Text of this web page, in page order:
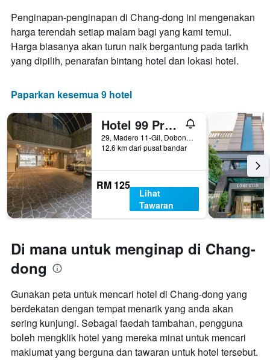
memaparkan
hari
dalam
seminggu.
Carta
1
paksi
Y
yang
memaparkan
purata
harga
bilik
Penginapan-penginapan di Chang-dong ini mengenakan
harga terendah setiap malam bagi yang kami temui.
Harga biasanya akan turun naik bergantung pada tarikh
yang dipilih, penarafan bintang hotel dan lokasi hotel.
Paparkan kesemua 9 hotel
Hotel 99 Prestige
29, Madero 11-Gil, Dobong-gu, Seoul, Seoul, Korea Selatan
12.6 km dari pusat bandar
RM 125
Lihat
Tawaran
Di mana untuk menginap di Chang-
dong
Gunakan peta untuk mencari hotel di Chang-dong yang
berdekatan dengan tempat menarik yang anda akan
sering kunjungi. Sebagai faedah tambahan, pengguna
boleh mengklik hotel yang mereka minat untuk mencari
maklumat yang berguna dan tawaran untuk hotel tersebut.